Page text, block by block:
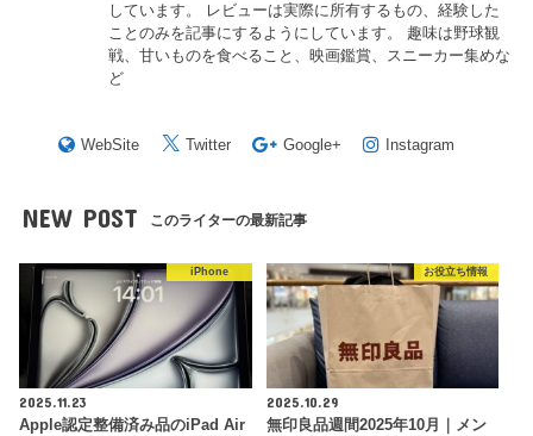
しています。 レビューは実際に所有するもの、経験した
ことのみを記事にするようにしています。 趣味は野球観
戦、甘いものを食べること、映画鑑賞、スニーカー集めな
ど
WebSite Twitter Google+ Instagram
NEW POST このライターの最新記事
iPhone
2025.11.23
Apple認定整備済み品のiPad Air
お役立ち情報
2025.10.29
無印良品週間2025年10月｜メン